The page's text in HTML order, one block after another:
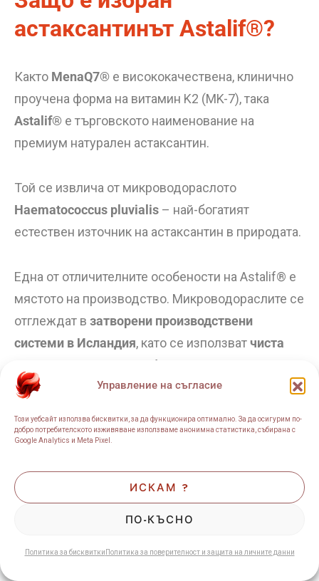
Управление на съгласие
Този уебсайт използва бисквитки, за да функционира оптимално. За да осигурим по-
добро потребителското изживяване използваме анонимна статистика, събирана с
Google Analytics и Meta Pixel.
ИСКАМ ?
ПО-КЪСНО
Политика за бисквитки Политика за поверителност и защита на личните данни
астаксантинът Astalif®?
Както MenaQ7® е висококачествена, клинично
проучена форма на витамин K2 (MK-7), така
Astalif® е търговското наименование на
премиум натурален астаксантин.
Той се извлича от микроводораслото
Haematococcus pluvialis – най-богатият
естествен източник на астаксантин в природата.
Една от отличителните особености на Astalif® е
мястото на производство. Микроводораслите се
отглеждат в затворени производствени
системи в Исландия, като се използватчиста
възобновяема геотермална
енергия
. След това астаксантинът се извлича
използване на органични разтворители, което
качество.
Algalifпосочва, че Astalif® се